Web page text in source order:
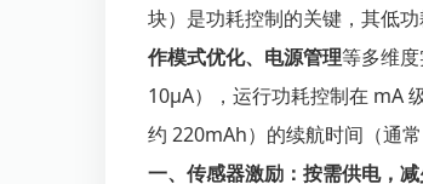
块）是功耗控制的关键，其低
作模式优化、电源管理等多维
10μA），运行功耗控制在 mA
约 220mAh）的续航时间（通常
一、传感器激励：按需供电，